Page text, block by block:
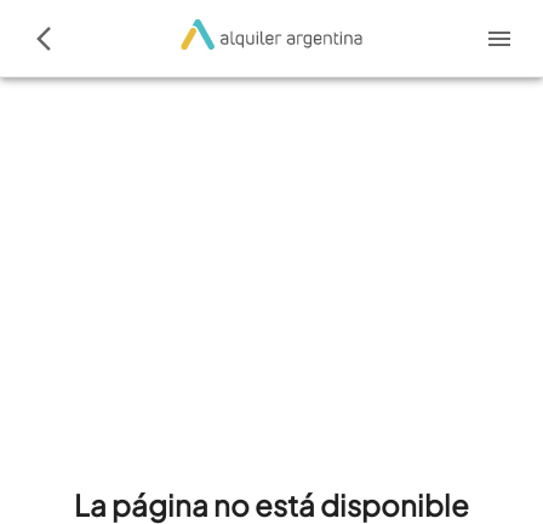
La página no está disponible